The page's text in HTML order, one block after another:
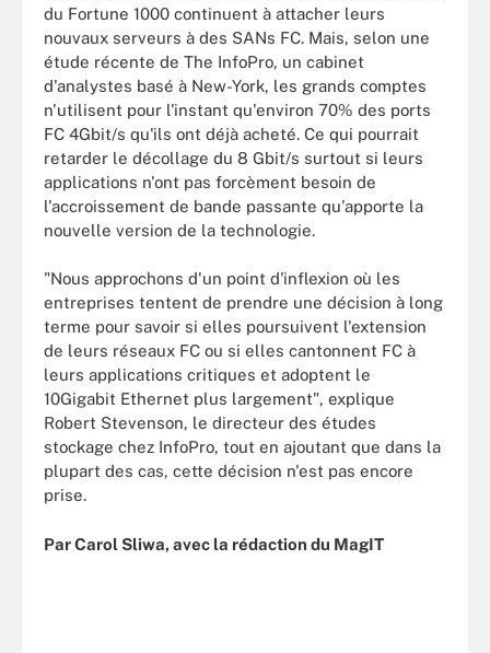
du Fortune 1000 continuent à attacher leurs
nouvaux serveurs à des SANs FC. Mais, selon une
étude récente de The InfoPro, un cabinet
d'analystes basé à New-York, les grands comptes
n'utilisent pour l'instant qu'environ 70% des ports
FC 4Gbit/s qu'ils ont déjà acheté. Ce qui pourrait
retarder le décollage du 8 Gbit/s surtout si leurs
applications n'ont pas forcèment besoin de
l'accroissement de bande passante qu'apporte la
nouvelle version de la technologie.
"Nous approchons d'un point d'inflexion où les
entreprises tentent de prendre une décision à long
terme pour savoir si elles poursuivent l'extension
de leurs réseaux FC ou si elles cantonnent FC à
leurs applications critiques et adoptent le
10Gigabit Ethernet plus largement", explique
Robert Stevenson, le directeur des études
stockage chez InfoPro, tout en ajoutant que dans la
plupart des cas, cette décision n'est pas encore
prise.
Par Carol Sliwa, avec la rédaction du MagIT